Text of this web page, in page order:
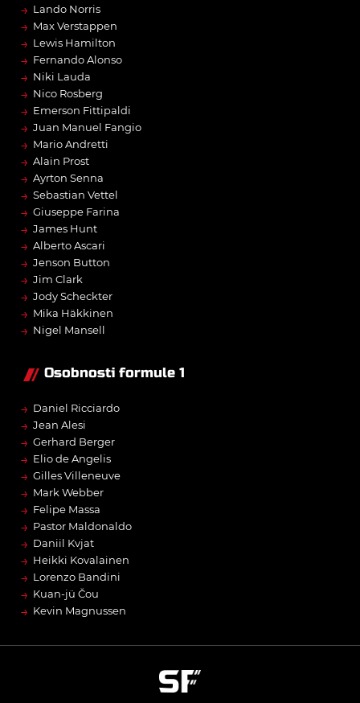
→ Lando Norris
→ Max Verstappen
→ Lewis Hamilton
→ Fernando Alonso
→ Niki Lauda
→ Nico Rosberg
→ Emerson Fittipaldi
→ Juan Manuel Fangio
→ Mario Andretti
→ Alain Prost
→ Ayrton Senna
→ Sebastian Vettel
→ Giuseppe Farina
→ James Hunt
→ Alberto Ascari
→ Jenson Button
→ Jim Clark
→ Jody Scheckter
→ Mika Häkkinen
→ Nigel Mansell
Osobnosti formule 1
→ Daniel Ricciardo
→ Jean Alesi
→ Gerhard Berger
→ Elio de Angelis
→ Gilles Villeneuve
→ Mark Webber
→ Felipe Massa
→ Pastor Maldonaldo
→ Daniil Kvjat
→ Heikki Kovalainen
→ Lorenzo Bandini
→ Kuan-jü Čou
→ Kevin Magnussen